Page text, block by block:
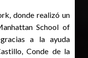
donde realizó un
School of
a la ayuda
Conde de la